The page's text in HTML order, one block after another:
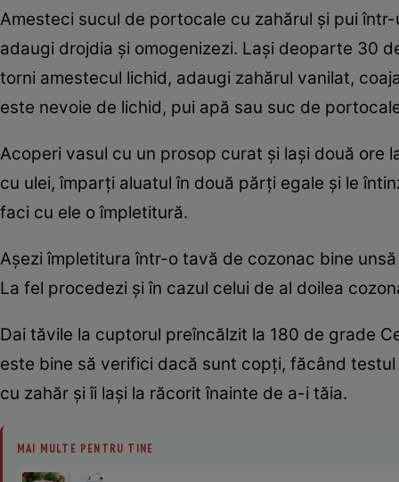
Amesteci sucul de portocale cu zahărul şi pui
adaugi drojdia şi omogenizezi. Lași deoparte 30
torni amestecul lichid, adaugi zahărul vanilat,
este nevoie de lichid, pui apă sau suc de
Acoperi vasul cu un prosop curat şi laşi două ore
cu ulei, împarţi aluatul în două părţi egale şi le
faci cu ele o împletitură.
Aşezi împletitura într-o tavă de cozonac bine
La fel procedezi şi în cazul celui de al doilea
Dai tăvile la cuptorul preîncălzit la 180 de grade
este bine să verifici dacă sunt copţi, făcând
cu zahăr și îi lași la răcorit înainte de a-i tăia.
MAI MULTE PENTRU TINE